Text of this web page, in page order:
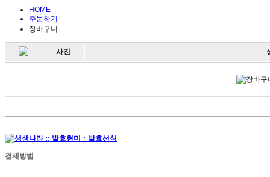
HOME
주문하기
장바구니
사진
결제방법